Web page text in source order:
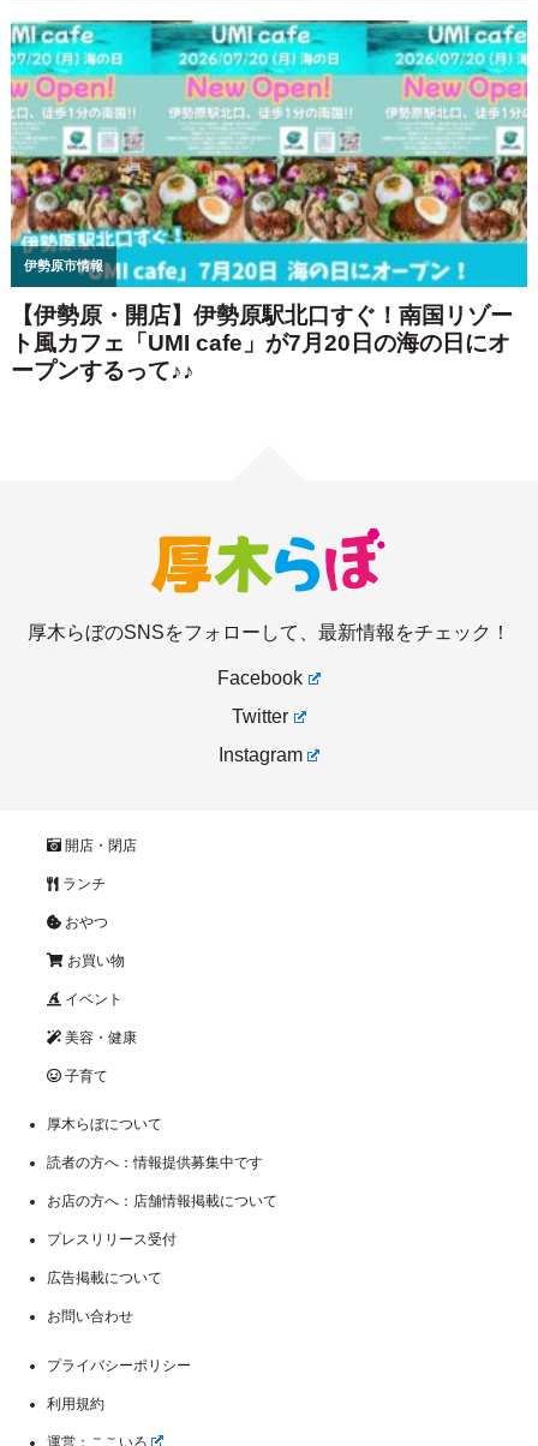
厚木らぼのSNSをフォローして、最新情報をチェック！
Facebook
Twitter
Instagram
開店・閉店
ランチ
おやつ
お買い物
イベント
美容・健康
子育て
厚木らぼについて
読者の方へ：情報提供募集中です
お店の方へ：店舗情報掲載について
プレスリリース受付
広告掲載について
お問い合わせ
プライバシーポリシー
利用規約
運営：ここいろ